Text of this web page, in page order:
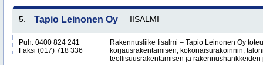
5. Tapio Leinonen Oy IISALMI
Puh. 0400 824 241
Faksi (017) 718 336
Rakennusliike Iisalmi – Tapio Leinonen Oy
korjausrakentamisen, kokonaisurakoinnin,
teollisuusrakentamisen ja